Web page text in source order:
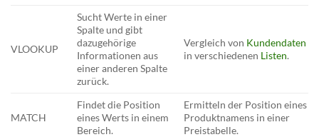
VLOOKUP
Sucht Werte in einer
Spalte und gibt
dazugehörige
Informationen aus
einer anderen Spalte
zurück.
Vergleich von Kundendaten
in verschiedenen Listen.
MATCH
Findet die Position
eines Werts in einem
Bereich.
Ermitteln der Position eines
Produktnamens in einer
Preistabelle.